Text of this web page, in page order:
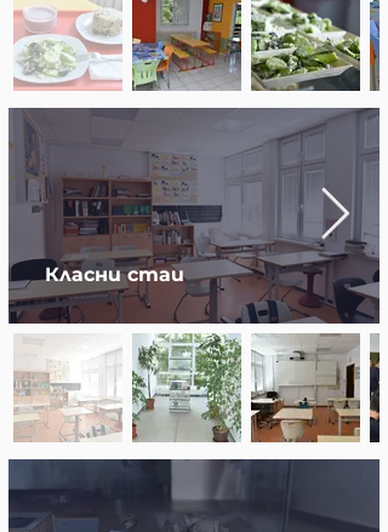
Класни стаи